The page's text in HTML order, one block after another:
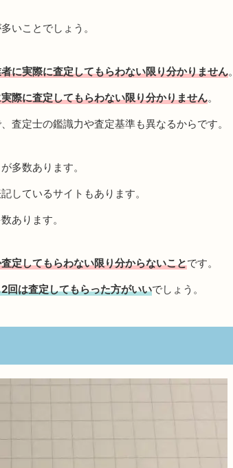
いことでしょう。
に実際に査定してもらわない限り分かりません。
際に査定してもらわない限り分かりません。
査定士の鑑識力や査定基準も異なるからです。
多数あります。
しているサイトもあります。
あります。
定してもらわない限り分からないことです。
回は査定してもらった方がいいでしょう。